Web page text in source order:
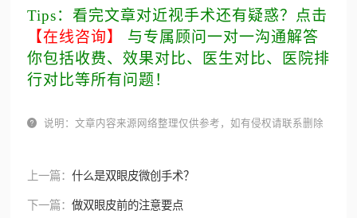
Tips：看完文章对近视手术还有疑惑？点击
【在线咨询】
与专属顾问一对一沟通解答
你包括收费、效果对比、医生对比、医院排
行对比等所有问题！
 说明：文章内容来源网络整理仅供参考，如有侵权请联系删除
上一篇： 什么是双眼皮微创手术？
下一篇： 做双眼皮前的注意要点